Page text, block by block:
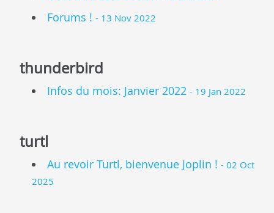
Forums ! - 13 Nov 2022
thunderbird
Infos du mois: Janvier 2022 - 19 Jan 2022
turtl
Au revoir Turtl, bienvenue Joplin ! - 02 Oct
2025